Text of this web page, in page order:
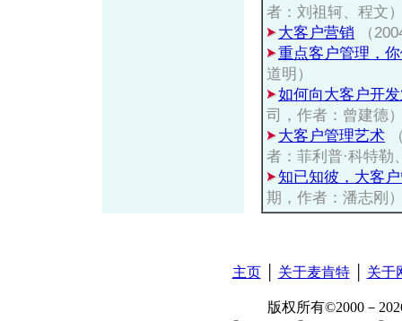
者：刘祖轲、程文
大客户营销
（
重点客户管理，
道明）
如何向大客户开
司，作者：曾建德
大客户管理艺术
者：菲利普·科特勒
知已知彼，大客
期，作者：潘志刚
主页│ 关于麦肯特│ 关于
版权所有©2000－